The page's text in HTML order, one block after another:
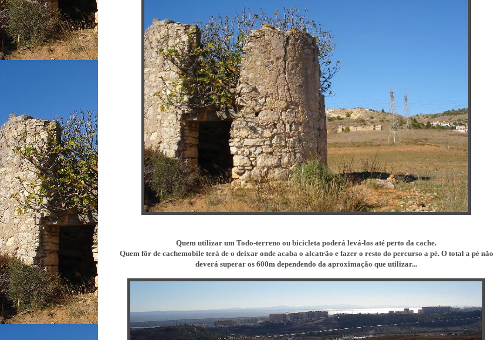
Quem utilizar um Todo-terreno ou bicicleta poderá levá-los até perto da cache.
Quem fôr de cachemobile terá de o deixar onde acaba o alcatrão e fazer o resto do percurso a pé. O total a pé não
deverá superar os 600m dependendo da aproximação que utilizar...